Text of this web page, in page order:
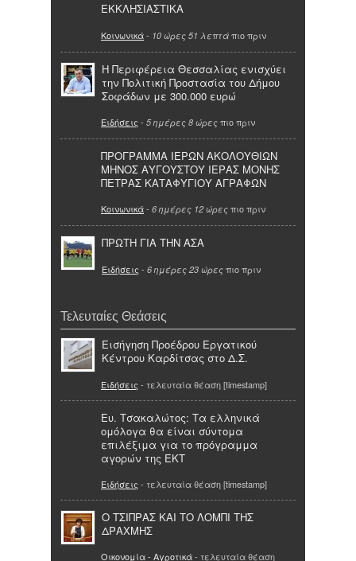
ΕΚΚΛΗΣΙΑΣΤΙΚΑ
Κοινωνικά- 10 ώρες 51 λεπτά πιο πριν
Η Περιφέρεια Θεσσαλίας ενισχύει
την Πολιτική Προστασία του Δήμου
Σοφάδων με 300.000 ευρώ
Ειδήσεις - 5 ημέρες 8 ώρες πιο πριν
ΠΡΟΓΡΑΜΜΑ ΙΕΡΩΝ ΑΚΟΛΟΥΘΙΩΝ
ΜΗΝΟΣ ΑΥΓΟΥΣΤΟΥ ΙΕΡΑΣ ΜΟΝΗΣ
ΠΕΤΡΑΣ ΚΑΤΑΦΥΓΙΟΥ ΑΓΡΑΦΩΝ
Κοινωνικά- 6 ημέρες 12 ώρες πιο πριν
ΠΡΩΤΗ ΓΙΑ ΤΗΝ ΑΣΑ
Ειδήσεις - 6 ημέρες 23 ώρες πιο πριν
Τελευταίες Θεάσεις
Εισήγηση Προέδρου Εργατικού
Κέντρου Καρδίτσας στο Δ.Σ.
Ειδήσεις - τελευταία θέαση [timestamp]
Ευ. Τσακαλώτος: Τα ελληνικά
ομόλογα θα είναι σύντομα
επιλέξιμα για το πρόγραμμα
αγορών της ΕΚΤ
Ειδήσεις - τελευταία θέαση [timestamp]
Ο ΤΣΙΠΡΑΣ ΚΑΙ ΤΟ ΛΟΜΠΙ ΤΗΣ
ΔΡΑΧΜΗΣ
Οικονομία - Αγροτικά- τελευταία θέαση